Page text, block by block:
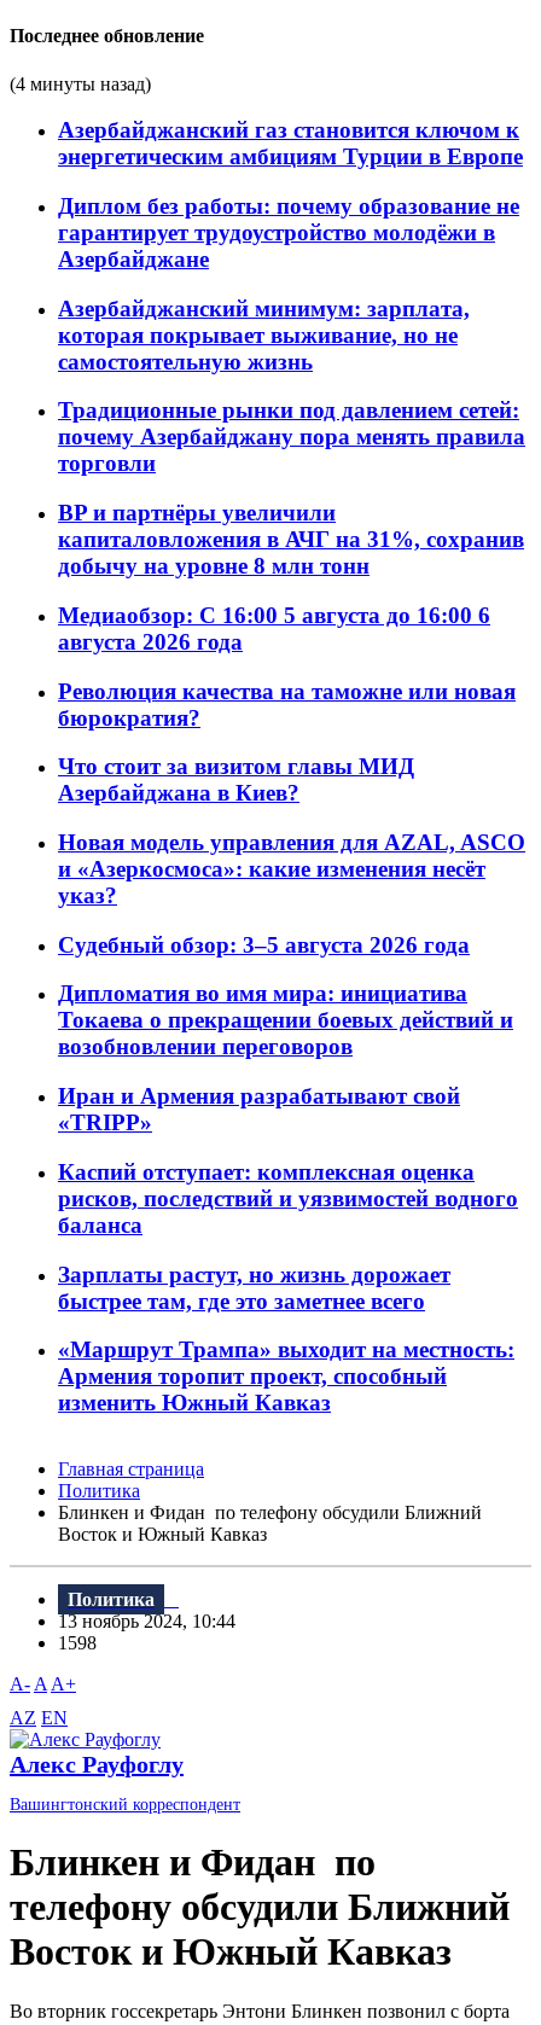
Последнее обновление
(4 минуты назад)
Азербайджанский газ становится ключом к
энергетическим амбициям Турции в Европе
Диплом без работы: почему образование не
гарантирует трудоустройство молодёжи в
Азербайджане
Азербайджанский минимум: зарплата,
которая покрывает выживание, но не
самостоятельную жизнь
Традиционные рынки под давлением сетей:
почему Азербайджану пора менять правила
торговли
BP и партнёры увеличили
капиталовложения в АЧГ на 31%, сохранив
добычу на уровне 8 млн тонн
Медиаобзор: С 16:00 5 августа до 16:00 6
августа 2026 года
Революция качества на таможне или новая
бюрократия?
Что стоит за визитом главы МИД
Азербайджана в Киев?
Новая модель управления для AZAL, ASCO
и «Азеркосмоса»: какие изменения несёт
указ?
Судебный обзор: 3–5 августа 2026 года
Дипломатия во имя мира: инициатива
Токаева о прекращении боевых действий и
возобновлении переговоров
Иран и Армения разрабатывают свой
«TRIPP»
Каспий отступает: комплексная оценка
рисков, последствий и уязвимостей водного
баланса
Зарплаты растут, но жизнь дорожает
быстрее там, где это заметнее всего
«Маршрут Трампа» выходит на местность:
Армения торопит проект, способный
изменить Южный Кавказ
Главная страница
Политика
Блинкен и Фидан по телефону обсудили Ближний
Восток и Южный Кавказ
Политика
13 ноябрь 2024, 10:44
1598
A- A A+
AZ EN
Алекс Рауфоглу
Вашингтонский корреспондент
Блинкен и Фидан по
телефону обсудили Ближний
Восток и Южный Кавказ
Во вторник госсекретарь Энтони Блинкен позвонил с борта